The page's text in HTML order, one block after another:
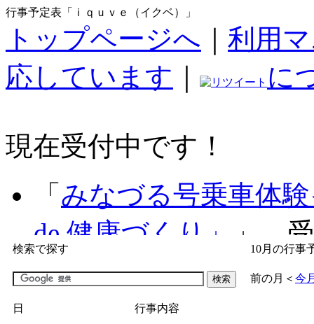
行事予定表「ｉｑｕｖｅ（イクベ）」
トップページへ
利用
応しています
に
現在受付中です！
「 みなづる号乗車体
de 健康づくり」
」 受
「子育て交流広場「
間：2026/07/09～
検索で探す 10月の行事
前の月 ＜ 今
日 行事内容